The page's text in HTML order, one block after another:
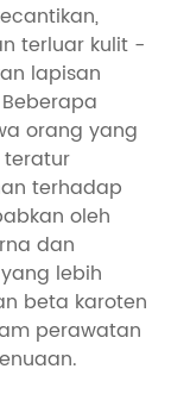
terluar kulit -
lapisan
orang yang
teratur
terhadap
oleh
dan
lebih
beta karoten
perawatan